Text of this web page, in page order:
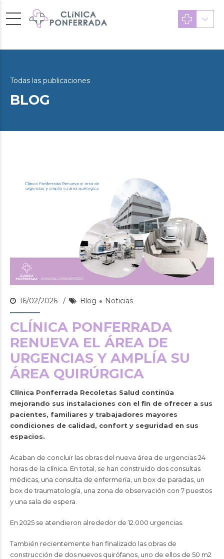
Todas las publicaciones
BLOG
16/02/2026 Blog Noticias
CLÍNICA PONFERRADA
RENUEVA EL ÁREA DE
URGENCIAS Y AMPLÍA SU
ÁREA QUIRÚRGICA
Clínica Ponferrada Recoletas Salud continúa
mejorando sus instalaciones con el fin de ofrecer a sus
pacientes, familiares y trabajadores mayores
condiciones de calidad, confort y seguridad en sus
espacios.
Acaban de concluir las obras del nueva área de urgencias 24
horas de la clínica. En total, se han construido dos consultas
médicas, una consulta de enfermería, un box de paradas, un
box de traumatología, una zona de observación con 7 puestos
y una sala de espera.
En 2025 se atendieron alrededor de 12.000 urgencias.
También recientemente han finalizado las obras de
construcción de dos nuevos quirófanos, uno de ellos de 50 m2